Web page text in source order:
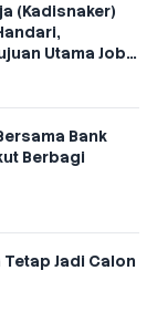
(Kadisnaker)
Utama Job
Bank
Berbagi
Jadi Calon